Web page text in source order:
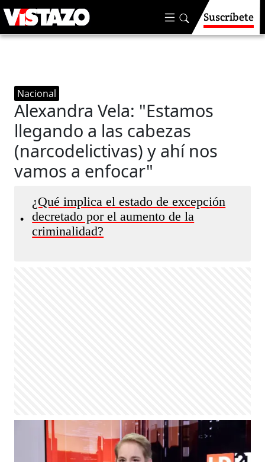
Suscríbete
Nacional
Alexandra Vela: "Estamos
llegando a las cabezas
(narcodelictivas) y ahí nos
vamos a enfocar"
•
¿Qué implica el estado de excepción
decretado por el aumento de la
criminalidad?